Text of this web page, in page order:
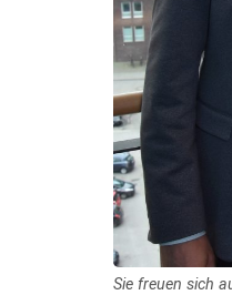
Sie freuen sich